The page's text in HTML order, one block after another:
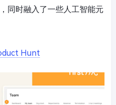
同时融入了一些人工智能元
Hunt